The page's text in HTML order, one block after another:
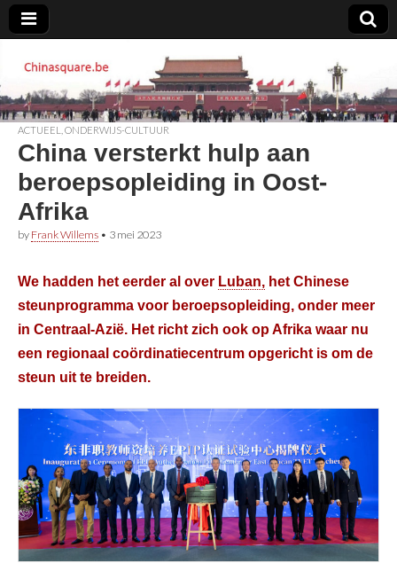
Chinasquare.be
ACTUEEL ONDERWIJS-CULTUUR
China versterkt hulp aan
beroepsopleiding in Oost-
Afrika
by Frank Willems • 3 mei 2023
We hadden het eerder al over Luban, het Chinese
steunprogramma voor beroepsopleiding, onder meer
in Centraal-Azië. Het richt zich ook op Afrika waar nu
een regionaal coördinatiecentrum opgericht is om de
steun uit te breiden.